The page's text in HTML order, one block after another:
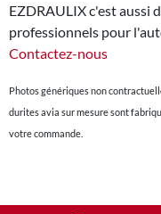
EZDRAULIX c'est aussi
professionnels pour
Contactez-nous
Photos génériques non
durites avia sur mesure sont
votre commande.